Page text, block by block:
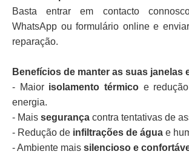
Basta entrar em contacto
WhatsApp ou formulário online e
reparação.
Benefícios de manter as suas janelas
- Maior isolamento térmicoe
energia.
- Mais segurança contra tentativas de
- Redução de infiltrações de água e
- Ambiente mais silencioso e